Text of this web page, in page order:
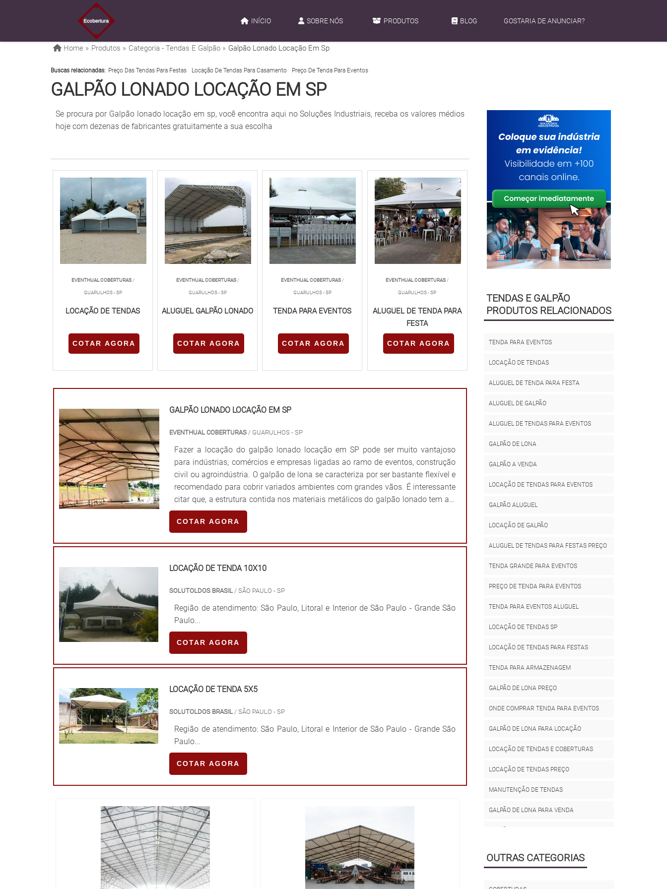
INÍCIO SOBRE NÓS PRODUTOS BLOG GOSTARIA DE ANUNCIAR?
Home » Produtos » Categoria - Tendas E Galpão » Galpão Lonado Locação Em Sp
Buscas relacionadas: Preço Das Tendas Para Festas Locação De Tendas Para Casamento Preço De Tenda Para Eventos
GALPÃO LONADO LOCAÇÃO EM SP
Se procura por Galpão lonado locação em sp, você encontra aqui no Soluções Industriais, receba os valores médios
hoje com dezenas de fabricantes gratuitamente a sua escolha
EVENTHUAL COBERTURAS/
GUARULHOS - SP
LOCAÇÃO DE TENDAS
COTAR AGORA
EVENTHUAL COBERTURAS/
GUARULHOS - SP
ALUGUEL GALPÃO LONADO
COTAR AGORA
EVENTHUAL COBERTURAS/
GUARULHOS - SP
TENDA PARA EVENTOS
COTAR AGORA
EVENTHUAL COBERTURAS /
GUARULHOS - SP
ALUGUEL DE TENDA PARA
FESTA
COTAR AGORA
GALPÃO LONADO LOCAÇÃO EM SP
EVENTHUAL COBERTURAS/ GUARULHOS - SP
Fazer a locação do galpão lonado locação em SP pode ser muito vantajoso
para indústrias, comércios e empresas ligadas ao ramo de eventos, construção
civil ou agroindústria. O galpão de lona se caracteriza por ser bastante flexível e
recomendado para cobrir variados ambientes com grandes vãos. É interessante
citar que, a estrutura contida nos materiais metálicos do galpão lonado tem a a
capacidade de sustentar com eficiência o tecido e p...
COTAR AGORA
LOCAÇÃO DE TENDA 10X10
SOLUTOLDOS BRASIL/ SÃO PAULO - SP
Região de atendimento: São Paulo, Litoral e Interior de São Paulo - Grande São
Paulo...
COTAR AGORA
LOCAÇÃO DE TENDA 5X5
SOLUTOLDOS BRASIL/ SÃO PAULO - SP
Região de atendimento: São Paulo, Litoral e Interior de São Paulo - Grande São
Paulo...
COTAR AGORA
TENDAS E GALPÃO
PRODUTOS RELACIONADOS
TENDA PARA EVENTOS
LOCAÇÃO DE TENDAS
ALUGUEL DE TENDA PARA FESTA
ALUGUEL DE GALPÃO
ALUGUEL DE TENDAS PARA EVENTOS
GALPÃO DE LONA
GALPÃO A VENDA
LOCAÇÃO DE TENDAS PARA EVENTOS
GALPÃO ALUGUEL
LOCAÇÃO DE GALPÃO
ALUGUEL DE TENDAS PARA FESTAS PREÇO
TENDA GRANDE PARA EVENTOS
PREÇO DE TENDA PARA EVENTOS
TENDA PARA EVENTOS ALUGUEL
LOCAÇÃO DE TENDAS SP
LOCAÇÃO DE TENDAS PARA FESTAS
TENDA PARA ARMAZENAGEM
GALPÃO DE LONA PREÇO
ONDE COMPRAR TENDA PARA EVENTOS
GALPÃO DE LONA PARA LOCAÇÃO
LOCAÇÃO DE TENDAS E COBERTURAS
LOCAÇÃO DE TENDAS PREÇO
MANUTENÇÃO DE TENDAS
GALPÃO DE LONA PARA VENDA
OUTRAS CATEGORIAS